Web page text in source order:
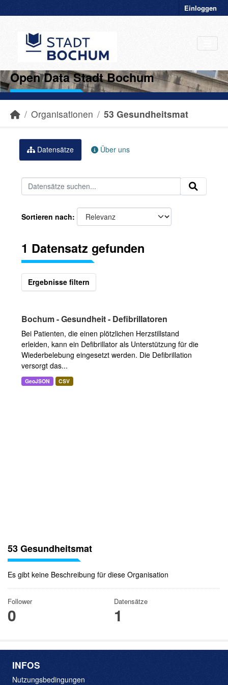
Einloggen
Open Data Stadt Bochum
Organisationen 53 Gesundheitsmat
53 Gesundheitsmat
Es gibt keine Beschreibung für diese Organisation
Follower
0
Datensätze
1
Datensätze Über uns
Sortieren nach
1 Datensatz gefunden
Ergebnisse filtern
Bochum - Gesundheit - Defibrillatoren
Bei Patienten, die einen plötzlichen Herzstillstand
erleiden, kann ein Defibrillator als Unterstützung für die
Wiederbelebung eingesetzt werden. Die Defibrillation
versorgt das...
GeoJSON CSV
INFOS
Nutzungsbedingungen